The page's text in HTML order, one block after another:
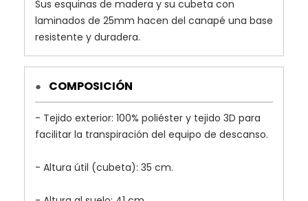
Sus esquinas de madera y su cubeta con
laminados de 25mm hacen del canapé una base
resistente y duradera.
● COMPOSICIÓN
- Tejido exterior: 100% poliéster y tejido 3D para
facilitar la transpiración del equipo de descanso.
- Altura útil (cubeta): 35 cm.